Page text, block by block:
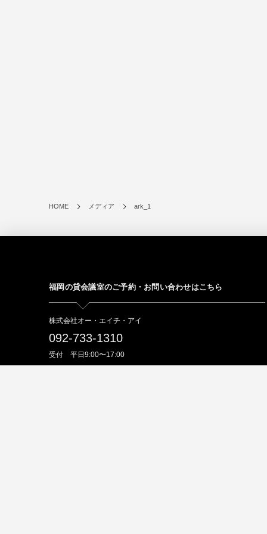
HOME メディア ark_1
福岡の貸会議室のご予約・お問い合わせはこちら
株式会社オー・エイチ・アイ
092-733-1310
受付 平日9:00〜17:00